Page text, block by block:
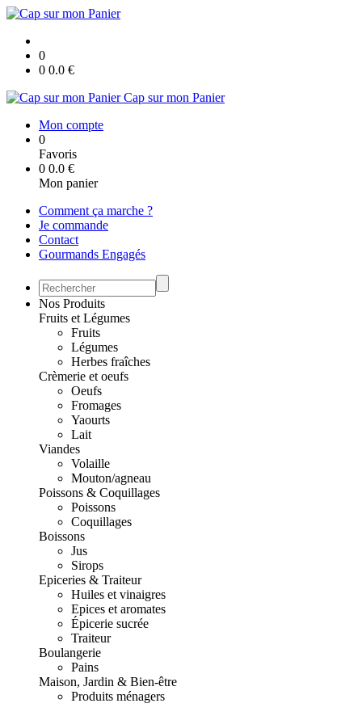
0
0 0.0 €
Cap sur mon Panier
Mon compte
0
Favoris
0 0.0 €
Mon panier
Comment ça marche ?
Je commande
Contact
Gourmands Engagés
Nos Produits
Fruits et Légumes
Fruits
Légumes
Herbes fraîches
Crèmerie et oeufs
Oeufs
Fromages
Yaourts
Lait
Viandes
Volaille
Mouton/agneau
Poissons & Coquillages
Poissons
Coquillages
Boissons
Jus
Sirops
Epiceries & Traiteur
Huiles et vinaigres
Epices et aromates
Épicerie sucrée
Traiteur
Boulangerie
Pains
Maison, Jardin & Bien-être
Produits ménagers